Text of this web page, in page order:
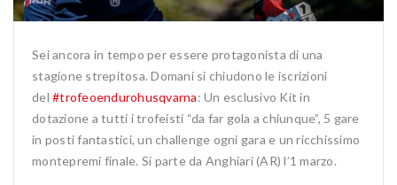
Sei ancora in tempo per essere protagonista di una
stagione strepitosa. Domani si chiudono le iscrizioni
del #trofeoendurohusqvarna: Un esclusivo Kit in
dotazione a tutti i trofeisti “da far gola a chiunque”, 5 gare
in posti fantastici, un challenge ogni gara e un ricchissimo
montepremi finale. Si parte da Anghiari (AR) l’1 marzo.